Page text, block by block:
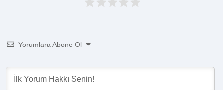
Yorumlara Abone Ol